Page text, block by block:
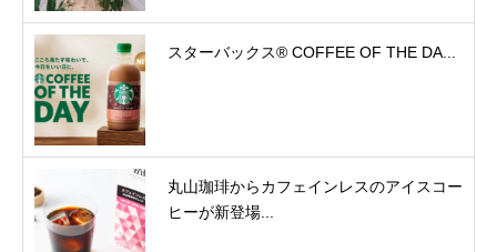
スターバックス® COFFEE OF THE DA...
丸山珈琲からカフェインレスのアイスコー
ヒーが新登場...